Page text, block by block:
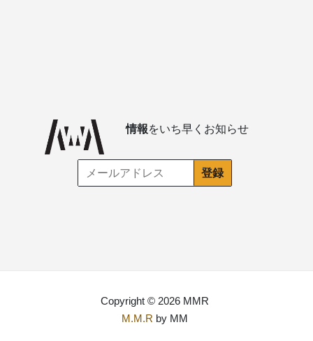
情報をいち早くお知らせ
Copyright © 2026 MMR
M.M.R by MM